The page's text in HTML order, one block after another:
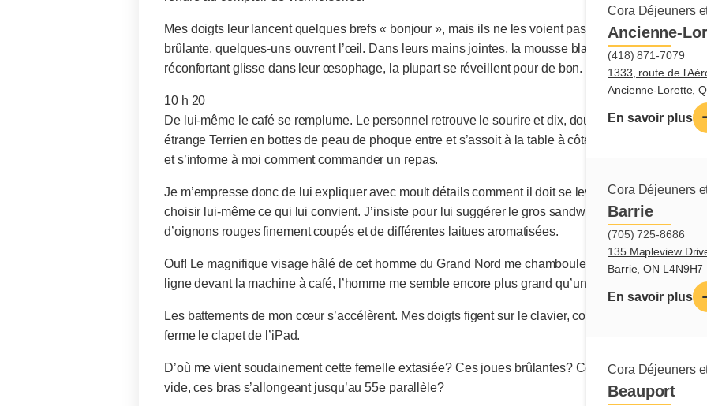
Cora Déjeuners
Ancienne-
(418) 871-7079
1333, route de
Ancienne-Lorette,
En savoir plus
Cora Déjeuners
Barrie
(705) 725-8686
135 Mapleview
Barrie, ON L4N9H7
En savoir plus
Cora Déjeuners
Beauport
Mes doigts leur lancent quelques brefs « bonjour », mais ils ne les voient pas. Lorsque la machine
brûlante, quelques-uns ouvrent l’œil. Dans leurs mains jointes, la mousse blanche de leurs lattés
réconfortant glisse dans leur œsophage, la plupart se réveillent pour de bon.
10 h 20
De lui-même le café se remplume. Le personnel retrouve le sourire et dix, douze mains s’activent
étrange Terrien en bottes de peau de phoque entre et s’assoit à la table à côté de la mienne. Il
et s’informe à moi comment commander un repas.
Je m’empresse donc de lui expliquer avec moult détails comment il doit se lever, s’approcher du
choisir lui-même ce qui lui convient. J’insiste pour lui suggérer le gros sandwich au pain noir
d’oignons rouges finement coupés et de différentes laitues aromatisées.
Ouf! Le magnifique visage hâlé de cet homme du Grand Nord me chamboule; ses yeux en
ligne devant la machine à café, l’homme me semble encore plus grand qu’un superhéros.
Les battements de mon cœur s’accélèrent. Mes doigts figent sur le clavier, coupant même une
ferme le clapet de l’iPad.
D’où me vient soudainement cette femelle extasiée? Ces joues brûlantes? Ce cœur battant la
vide, ces bras s’allongeant jusqu’au 55e parallèle?